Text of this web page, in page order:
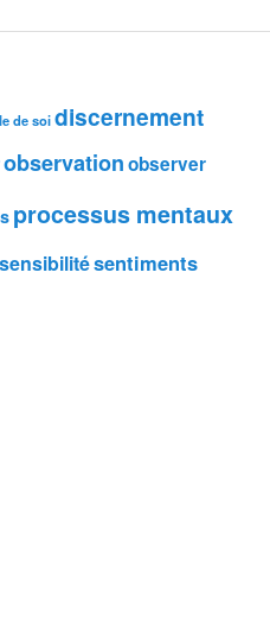
de soidiscernement
observationobserver
processus mentaux
sensibilitésentiments